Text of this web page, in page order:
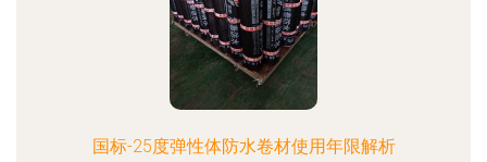
国标-25度弹性体防水卷材使用年限解析